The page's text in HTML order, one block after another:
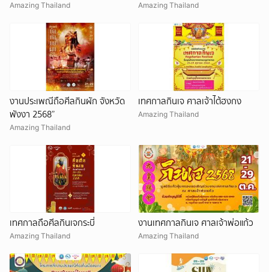
Amazing Thailand Amazing Thailand
งานประเพณีถือศีลกินผัก จังหวัด
พังงา 2568”
Amazing Thailand
เทศกาลกินเจ ศาลเจ้าไต้ฮงกง
Amazing Thailand
เทศกาลถือศีลกินเจกระบี่
Amazing Thailand
งานเทศกาลกินเจ ศาลเจ้าพ่อแก้ว
Amazing Thailand